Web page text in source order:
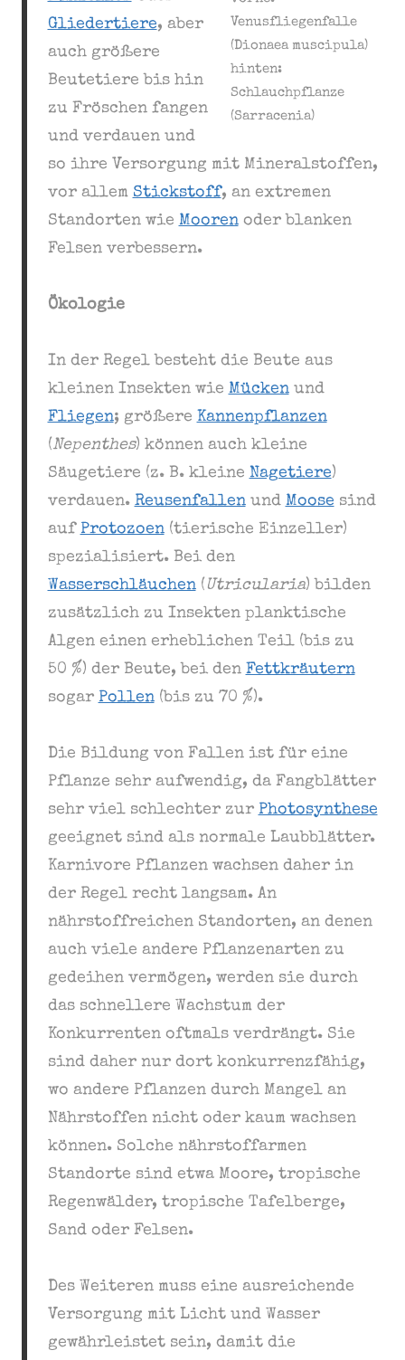
Venusfliegenfalle
(Dionaea muscipula)
hinten:
Schlauchpflanze
(Sarracenia)
Gliedertiere, aber
auch größere
Beutetiere bis hin
zu Fröschen fangen
und verdauen und
so ihre Versorgung mit Mineralstoffen,
vor allem Stickstoff, an extremen
Standorten wie Moorenoder blanken
Felsen verbessern.
Ökologie
In der Regel besteht die Beute aus
kleinen Insekten wie Mückenund
Fliegen; größere Kannenpflanzen
(Nepenthes) können auch kleine
Säugetiere (z. B. kleine Nagetiere)
verdauen. Reusenfallenund Moose sind
auf Protozoen(tierische Einzeller)
spezialisiert. Bei den
Wasserschläuchen( Utricularia) bilden
zusätzlich zu Insekten planktische
Algen einen erheblichen Teil (bis zu
50 %) der Beute, bei den Fettkräutern
sogar Pollen(bis zu 70 %).
Die Bildung von Fallen ist für eine
Pflanze sehr aufwendig, da Fangblätter
sehr viel schlechter zur Photosynthese
geeignet sind als normale Laubblätter.
Karnivore Pflanzen wachsen daher in
der Regel recht langsam. An
nährstoffreichen Standorten, an denen
auch viele andere Pflanzenarten zu
gedeihen vermögen, werden sie durch
das schnellere Wachstum der
Konkurrenten oftmals verdrängt. Sie
sind daher nur dort konkurrenzfähig,
wo andere Pflanzen durch Mangel an
Nährstoffen nicht oder kaum wachsen
können. Solche nährstoffarmen
Standorte sind etwa Moore, tropische
Regenwälder, tropische Tafelberge,
Sand oder Felsen.
Des Weiteren muss eine ausreichende
Versorgung mit Licht und Wasser
gewährleistet sein, damit die